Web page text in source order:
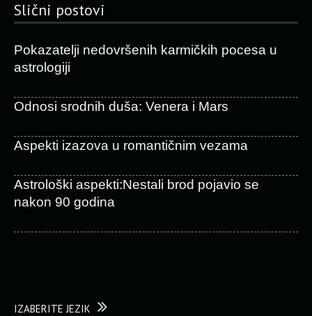
Slični postovi
Pokazatelji nedovršenih karmičkih pocesa u
astrologiji
Odnosi srodnih duša: Venera i Mars
Aspekti izazova u romantičnim vezama
Astrološki aspekti:Nestali brod pojavio se
nakon 90 godina
IZABERITE JEZIK